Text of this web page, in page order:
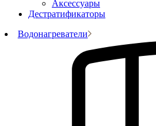
Аксессуары
Дестратификаторы
Водонагреватели